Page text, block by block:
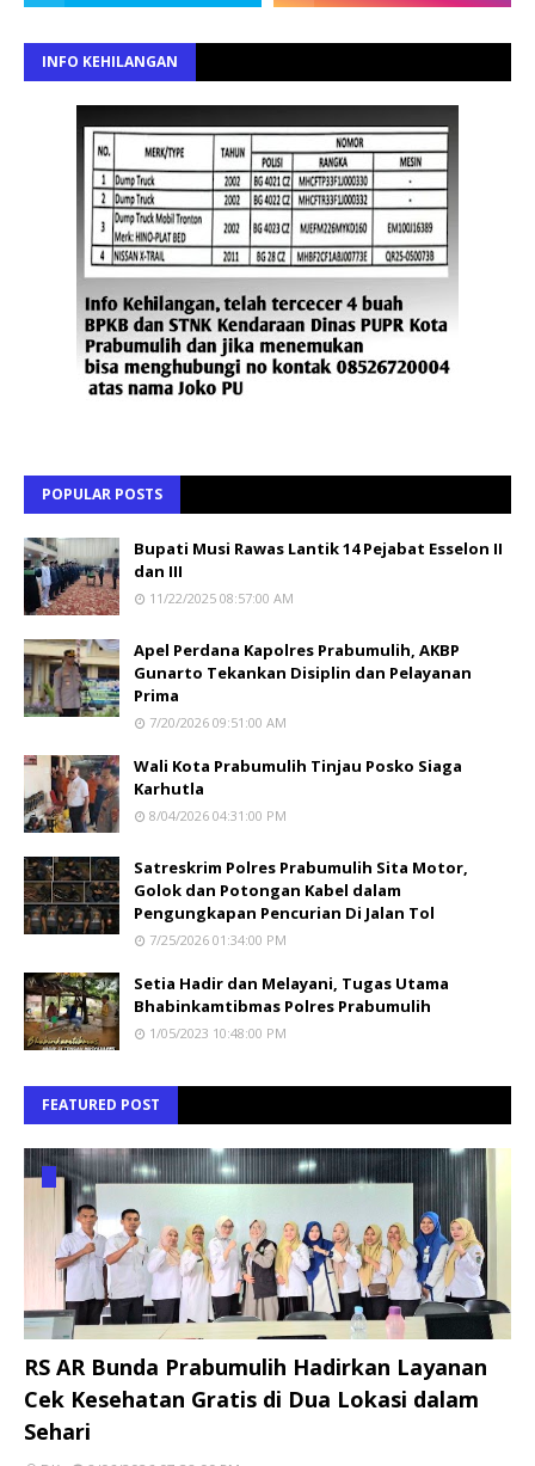
INFO KEHILANGAN
POPULAR POSTS
Bupati Musi Rawas Lantik 14 Pejabat Esselon II
dan III
11/22/2025 08:57:00 AM
Apel Perdana Kapolres Prabumulih, AKBP
Gunarto Tekankan Disiplin dan Pelayanan
Prima
7/20/2026 09:51:00 AM
Wali Kota Prabumulih Tinjau Posko Siaga
Karhutla
8/04/2026 04:31:00 PM
Satreskrim Polres Prabumulih Sita Motor,
Golok dan Potongan Kabel dalam
Pengungkapan Pencurian Di Jalan Tol
7/25/2026 01:34:00 PM
Setia Hadir dan Melayani, Tugas Utama
Bhabinkamtibmas Polres Prabumulih
1/05/2023 10:48:00 PM
FEATURED POST
RS AR Bunda Prabumulih Hadirkan Layanan
Cek Kesehatan Gratis di Dua Lokasi dalam
Sehari